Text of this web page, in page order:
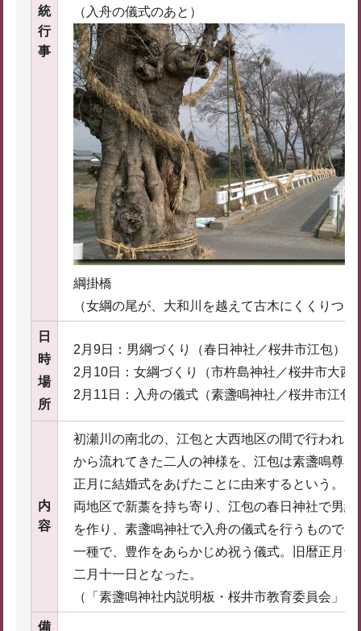
統
行
事
（入舟の儀式のあと）
綱掛橋
（女綱の尾が、大和川を越えて古木にくくりつ
日
時
場
所
2月9日：男綱づくり（春日神社／桜井市江包）
2月10日：女綱づくり（市杵島神社／桜井市大西
2月11日：入舟の儀式（素盞鳴神社／桜井市江包
内
容
初瀬川の南北の、江包と大西地区の間で行われ
から流れてきた二人の神様を、江包は素盞鳴尊
正月に結婚式をあげたことに由来するという。
両地区で新藁を持ち寄り、江包の春日神社で男
を作り、素盞鳴神社で入舟の儀式を行うもので
一種で、豊作をあらかじめ祝う儀式。旧暦正月
二月十一日となった。
（「素盞鳴神社内説明板・桜井市教育委員会」
備